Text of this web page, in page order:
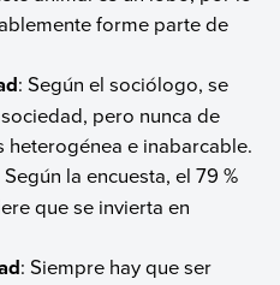
forme parte de
: Según el sociólogo, se
pero nunca de
e inabarcable.
Según la encuesta, el 79 %
que se invierta en
: Siempre hay que ser